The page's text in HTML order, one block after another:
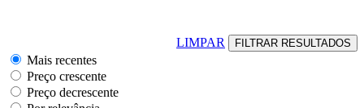
LIMPAR
Mais recentes
Preço crescente
Preço decrescente